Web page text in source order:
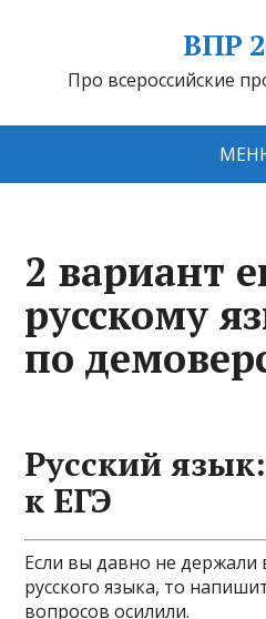
ВПР
Про всероссийские
2 вариант
русскому
по
Русский
к ЕГЭ
Если вы давно не держали
русского языка, то
вопросов осилили.